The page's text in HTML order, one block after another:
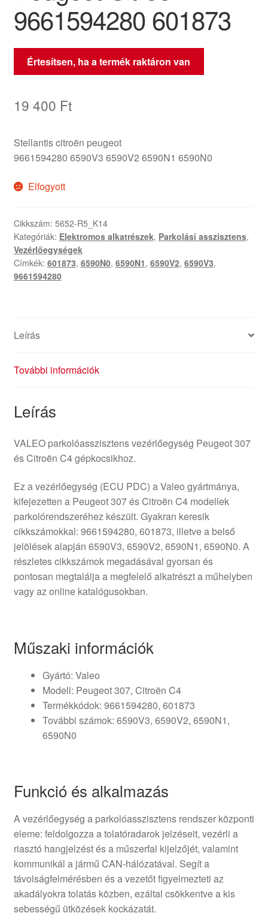
9661594280 601873
Értesítsen, ha a termék raktáron van
19 400 Ft
Stellantis citroën peugeot
9661594280 6590V3 6590V2 6590N1 6590N0
Elfogyott
Cikkszám: 5652-R5_K14
Kategóriák: Elektromos alkatrészek, Parkolási asszisztens,
Vezérlőegységek
Címkék: 601873, 6590N0, 6590N1, 6590V2, 6590V3,
9661594280
Leírás
További információk
Leírás
VALEO parkolóasszisztens vezérlőegység Peugeot 307
és Citroën C4 gépkocsikhoz.
Ez a vezérlőegység (ECU PDC) a Valeo gyártmánya,
kifejezetten a Peugeot 307 és Citroën C4 modellek
parkolórendszeréhez készült. Gyakran keresik
cikkszámokkal: 9661594280, 601873, illetve a belső
jelölések alapján 6590V3, 6590V2, 6590N1, 6590N0. A
részletes cikkszámok megadásával gyorsan és
pontosan megtalálja a megfelelő alkatrészt a műhelyben
vagy az online katalógusokban.
Műszaki információk
Gyártó: Valeo
Modell: Peugeot 307, Citroën C4
Termékkódok: 9661594280, 601873
További számok: 6590V3, 6590V2, 6590N1,
6590N0
Funkció és alkalmazás
A vezérlőegység a parkolóasszisztens rendszer központi
eleme: feldolgozza a tolatóradarok jelzéseit, vezérli a
riasztó hangjelzést és a műszerfal kijelzőjét, valamint
kommunikál a jármű CAN-hálózatával. Segít a
távolságfelmérésben és a vezetőt figyelmezteti az
akadályokra tolatás közben, ezáltal csökkentve a kis
sebességű ütközések kockázatát.